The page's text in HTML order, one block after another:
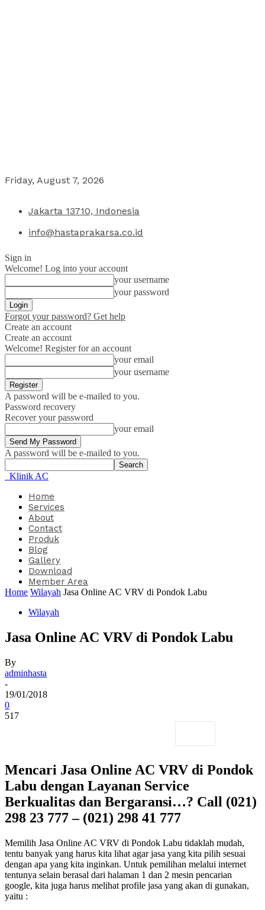
Friday, August 7, 2026
Jakarta 13710, Indonesia
info@hastaprakarsa.co.id
Sign in
Welcome! Log into your account
your username
your password
Forgot your password? Get help
Create an account
Create an account
Welcome! Register for an account
your email
your username
A password will be e-mailed to you.
Password recovery
Recover your password
your email
A password will be e-mailed to you.
Klinik AC
Home
Services
About
Contact
Produk
Blog
Gallery
Download
Member Area
Home Wilayah Jasa Online AC VRV di Pondok Labu
Wilayah
Jasa Online AC VRV di Pondok Labu
By
adminhasta
-
19/01/2018
0
517
Mencari Jasa Online AC VRV di Pondok
Labu dengan Layanan Service
Berkualitas dan Bergaransi…? Call (021)
298 23 777 – (021) 298 41 777
Memilih Jasa Online AC VRV di Pondok Labu tidaklah mudah,
tentu banyak yang harus kita lihat agar jasa yang kita pilih sesuai
dengan apa yang kita inginkan. Untuk pemilihan melalui internet
tentunya selain berasal dari halaman 1 dan 2 mesin pencarian
google, kita juga harus melihat profile jasa yang akan di gunakan,
yaitu :